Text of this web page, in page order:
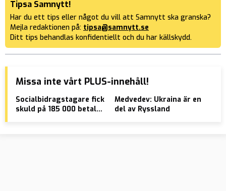
Tipsa Samnytt!
Har du ett tips eller något du vill att Samnytt ska granska?
Mejla redaktionen på: tipsa@samnytt.se
Ditt tips behandlas konfidentiellt och du har källskydd.
Missa inte vårt PLUS-innehåll!
Socialbidragstagare fick
skuld på 185 000 betald
Medvedev: Ukraina är en
del av Ryssland